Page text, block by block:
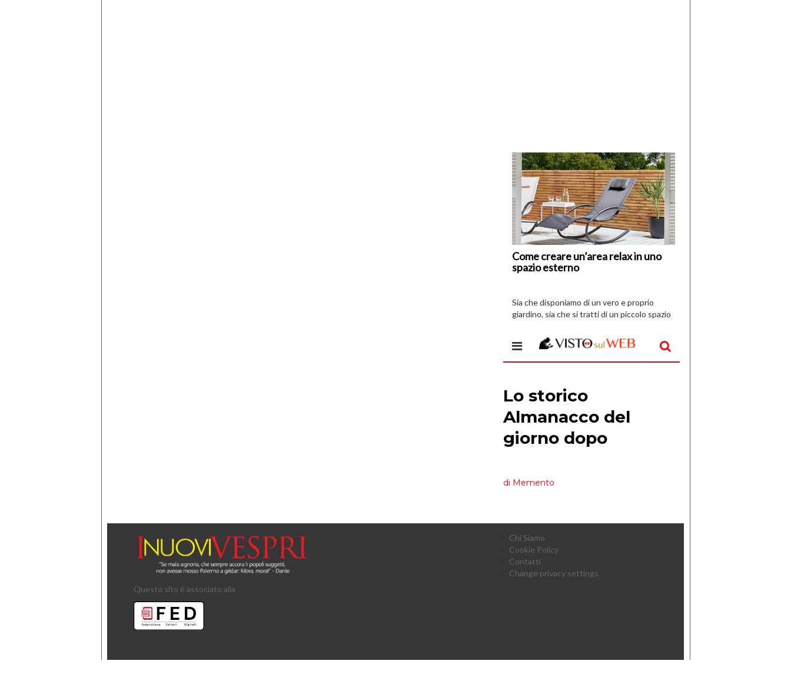
Come creare un’area relax in uno
spazio esterno
di
I
Vespri
Sia che disponiamo di un vero e proprio
giardino, sia che si tratti di un piccolo spazio
Questo sito è associato alla
Chi Siamo
Cookie Policy
Contatti
Change privacy settings